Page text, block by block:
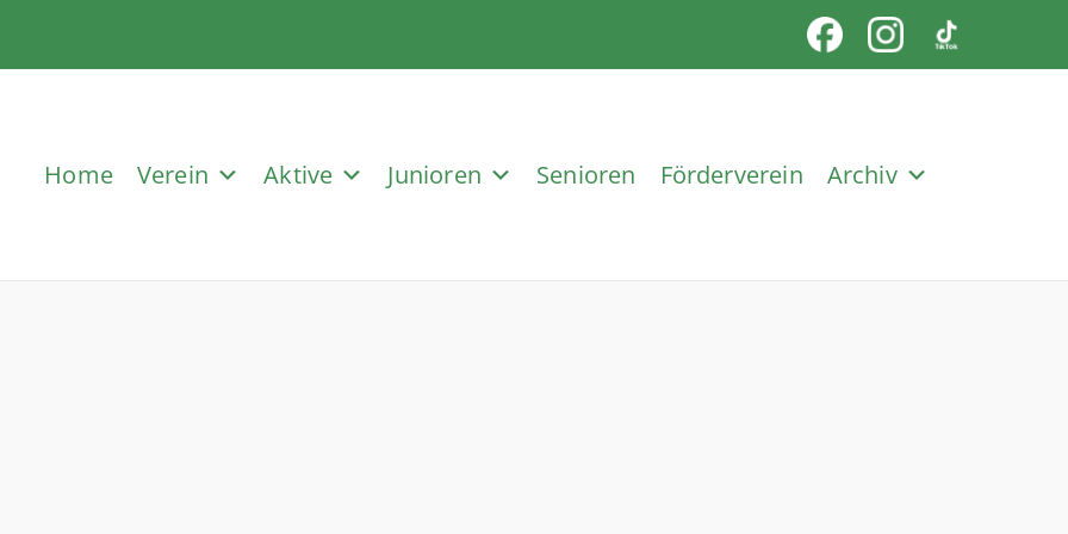
Home Verein Aktive Junioren Senioren Förderverein Archiv